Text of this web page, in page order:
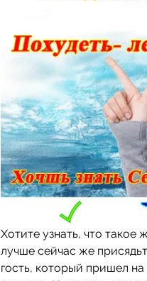
Хотите узнать, что такое
лучше сейчас же
гость, который пришел